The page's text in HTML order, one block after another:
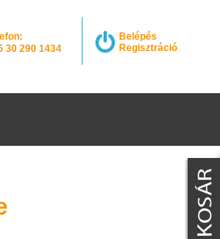
Belépés
Regisztráció
30 290 1434